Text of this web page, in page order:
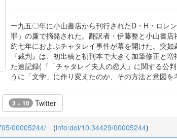
一九五〇年に小山書店から刊行されたD・H・ロレ
罪」の廉で摘発された。翻訳者・伊藤整と小山書
約七年におよぶチャタレイ事件が幕を開けた。突
『裁判』は、初出稿と初刊本で大きく加筆修正と
た速記録(『「チャタレイ夫人の恋人」に関する公
うに「文学」に作り変えたのか、その方法と意図を
3 + 10 Twitter
00005244/ (info:doi/10.34429/00005244)